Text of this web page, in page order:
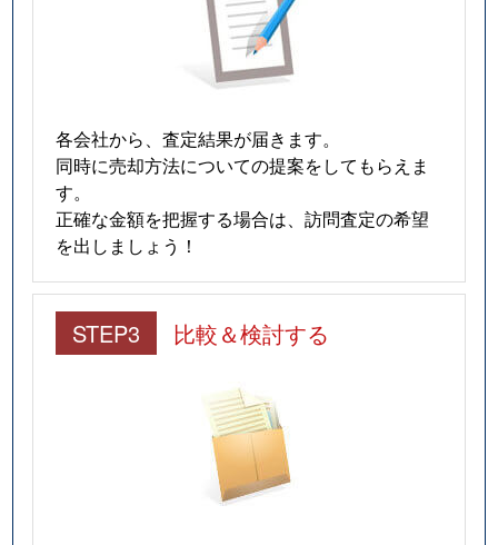
各会社から、査定結果が届きます。
同時に売却方法についての提案をしてもらえま
す。
正確な金額を把握する場合は、訪問査定の希望
を出しましょう！
STEP3 比較＆検討する